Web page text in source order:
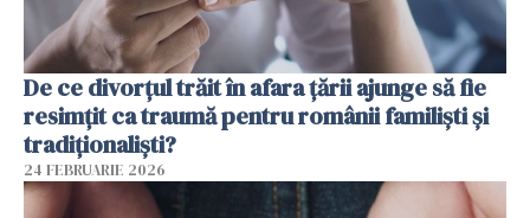
De ce divorțul trăit în afara țării ajunge să fie
resimțit ca traumă pentru românii familiști și
tradiționaliști?
24 FEBRUARIE 2026